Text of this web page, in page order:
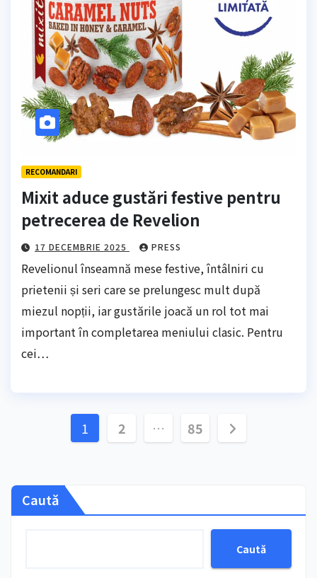
RECOMANDARI
Mixit aduce gustări festive pentru
petrecerea de Revelion
17 DECEMBRIE 2025 PRESS
Revelionul înseamnă mese festive, întâlniri cu
prietenii și seri care se prelungesc mult după
miezul nopții, iar gustările joacă un rol tot mai
important în completarea meniului clasic. Pentru
cei…
Paginație
1 2 … 85
Caută
Caută